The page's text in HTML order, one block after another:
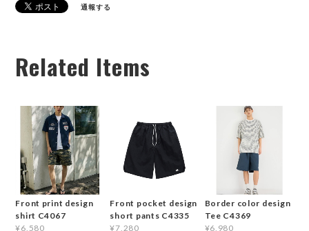
通報する
Related Items
Front print design
shirt C4067
¥6,580
Front pocket design
short pants C4335
¥7,280
Border color design
Tee C4369
¥6,980